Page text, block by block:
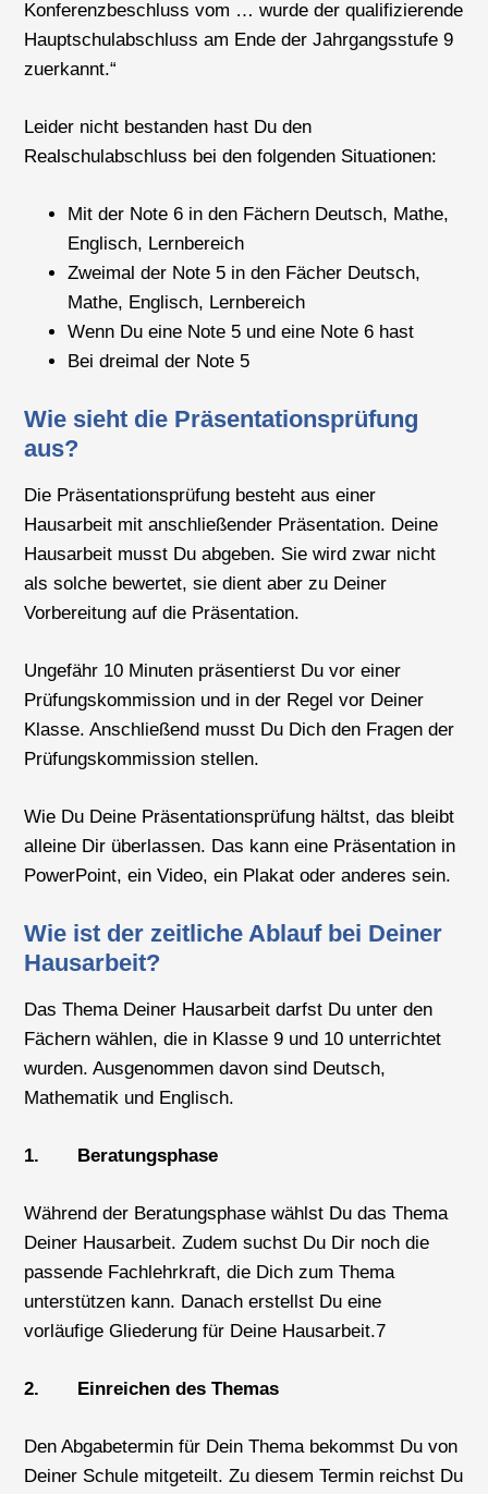
Konferenzbeschluss vom … wurde der qualifizierende
Hauptschulabschluss am Ende der Jahrgangsstufe 9
zuerkannt.“
Leider nicht bestanden hast Du den
Realschulabschluss bei den folgenden Situationen:
Mit der Note 6 in den Fächern Deutsch, Mathe,
Englisch, Lernbereich
Zweimal der Note 5 in den Fächer Deutsch,
Mathe, Englisch, Lernbereich
Wenn Du eine Note 5 und eine Note 6 hast
Bei dreimal der Note 5
Wie sieht die Präsentationsprüfung
aus?
Die Präsentationsprüfung besteht aus einer
Hausarbeit mit anschließender Präsentation. Deine
Hausarbeit musst Du abgeben. Sie wird zwar nicht
als solche bewertet, sie dient aber zu Deiner
Vorbereitung auf die Präsentation.
Ungefähr 10 Minuten präsentierst Du vor einer
Prüfungskommission und in der Regel vor Deiner
Klasse. Anschließend musst Du Dich den Fragen der
Prüfungskommission stellen.
Wie Du Deine Präsentationsprüfung hältst, das bleibt
alleine Dir überlassen. Das kann eine Präsentation in
PowerPoint, ein Video, ein Plakat oder anderes sein.
Wie ist der zeitliche Ablauf bei Deiner
Hausarbeit?
Das Thema Deiner Hausarbeit darfst Du unter den
Fächern wählen, die in Klasse 9 und 10 unterrichtet
wurden. Ausgenommen davon sind Deutsch,
Mathematik und Englisch.
1. Beratungsphase
Während der Beratungsphase wählst Du das Thema
Deiner Hausarbeit. Zudem suchst Du Dir noch die
passende Fachlehrkraft, die Dich zum Thema
unterstützen kann. Danach erstellst Du eine
vorläufige Gliederung für Deine Hausarbeit.7
2. Einreichen des Themas
Den Abgabetermin für Dein Thema bekommst Du von
Deiner Schule mitgeteilt. Zu diesem Termin reichst Du